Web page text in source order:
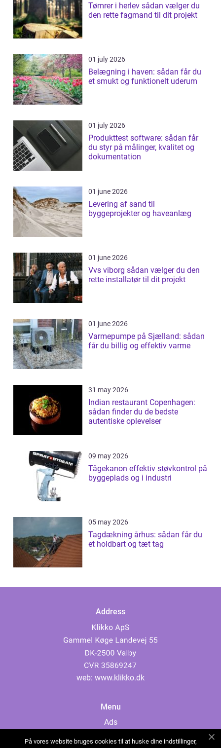
Tømrer i herlev sådan vælger du
den rette fagmand til dit projekt
01 july 2026
Belægning i haven: sådan får du
et smukt og funktionelt uderum
01 july 2026
Produkttest software: sådan får
du styr på målinger, kvalitet og
dokumentation
01 june 2026
Levering af sand til
byggeprojekter og haveanlæg
01 june 2026
Vvs viborg sådan vælger du den
rette installatør til dit projekt
01 june 2026
Varmepumpe på Sjælland: sådan
får du billig og effektiv varme
31 may 2026
Indian restaurant Copenhagen:
sådan finder du de bedste
autentiske oplevelser
09 may 2026
Tågekanon effektiv støvkontrol på
byggeplads og i industri
05 may 2026
Tagdækning århus: sådan får du
et holdbart og tæt tag
Address
web: www.klikko.dk
Menu
Ads
På vores website bruges cookies til at huske dine indstillinger,